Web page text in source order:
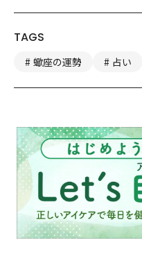
TAGS
蠍座の運勢 占い